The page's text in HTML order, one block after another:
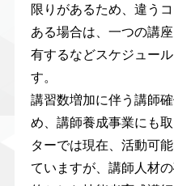
限りがあるため、違う
ある場合は、一つの講
有するなどスケジュー
す。
講習数増加に伴う講師
め、講師養成事業にも
ターでは現在、活動可
ていますが、講師人材